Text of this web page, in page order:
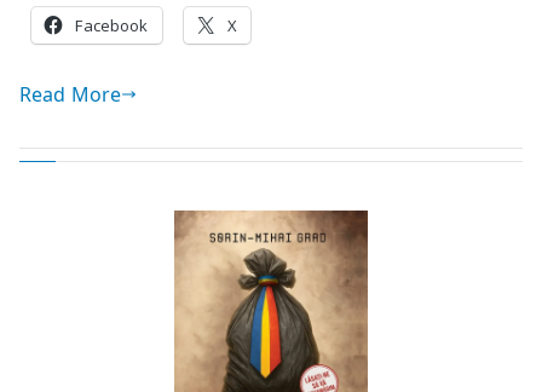
Facebook X
Read More